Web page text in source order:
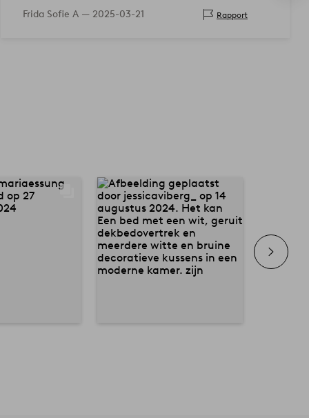
Frida Sofie A — 2025-03-21 Rapport